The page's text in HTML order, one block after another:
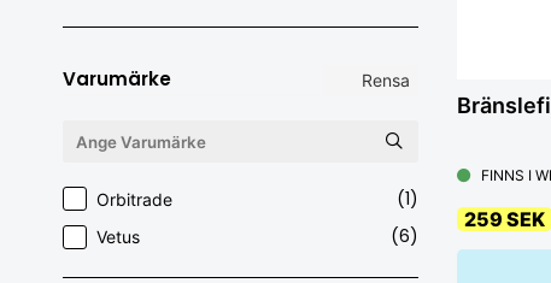
Varumärke Rensa
Orbitrade (1)
Vetus (6)
FINNS I
259 SEK